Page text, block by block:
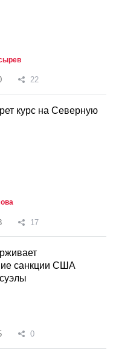
22
курс на Северную
17
санкции США
0